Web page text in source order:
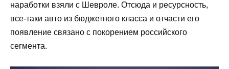
наработки взяли с Шевроле. Отсюда и ресурсность,
все-таки авто из бюджетного класса и отчасти его
появление связано с покорением российского
сегмента.